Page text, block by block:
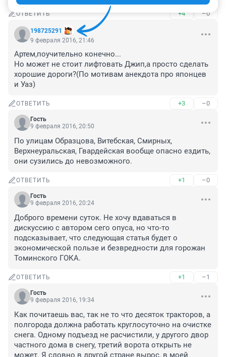
ОТВЕТИТЬ +4 –0
198725291
9 февраля 2016, 21:46
Артем,поучительно конечно...
Но может не стоит лифтовать Джип,а просто сделать
хорошие дороги?(По мотивам анекдота про японцев
и Уаз)
ОТВЕТИТЬ +3 –0
Гость
9 февраля 2016, 20:50
По улицам Образцова, Витебская, Смирных,
Верхнеуральская, Гвардейская вообще опасно ездить,
они сузились до невозможного.
ОТВЕТИТЬ +1 –0
Гость
9 февраля 2016, 20:24
Доброго времени суток. Не хочу вдаваться в
дискуссию с автором сего опуса, но что-то
подсказывает, что следующая статья будет о
экономической пользе и безвредности для горожан
Томинского ГОКА.
ОТВЕТИТЬ +1 –1
Гость
9 февраля 2016, 19:34
Как почитаешь вас, так не то что десяток тракторов, а
полгорода должна работать круглосуточно на очистке
снега. Одному подъезд не расчистили, у другого двор
частного дома в снегу, третий ворота открыть не
может. Я словно в другой стране вырос, в моей